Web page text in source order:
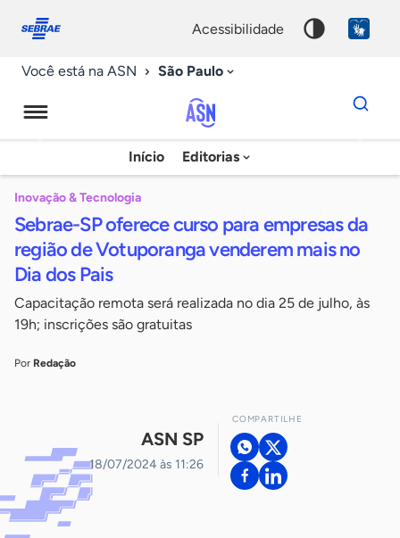
conosco
acessibilidade
Você está na ASN São Paulo
Agência
Sebrae
Notícias
Início Editorias
Dados
para
chave
Inovação & Tecnologia
Sebrae-SP oferece curso para empresas da
região de Votuporanga venderem mais no
Dia dos Pais
Capacitação remota será realizada no dia 25 de julho, às
19h; inscrições são gratuitas
Por Redação
ASN SP
18/07/2024 às 11:26
COMPARTILHE